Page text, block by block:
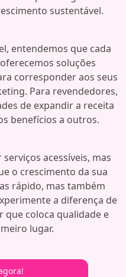
sustentável.
entendemos que cada
soluções
corresponder aos seus
Para revendedores,
de expandir a receita
benefícios a outros.
acessíveis, mas
o crescimento da sua
rápido, mas também
a diferença de
coloca qualidade e
lugar.